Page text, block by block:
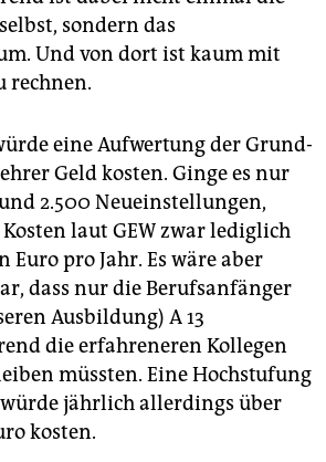
sondern das
Und von dort ist kaum mit
rechnen.
eine Aufwertung der Grund-
Geld kosten. Ginge es nur
2.500 Neueinstellungen,
laut GEW zwar lediglich
Euro pro Jahr. Es wäre aber
dass nur die Berufsanfänger
Ausbildung) A 13
die erfahreneren Kollegen
müssten. Eine Hochstufung
würde jährlich allerdings über
kosten.